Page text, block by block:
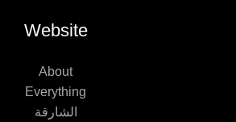
Website
About
Everything
الشارقة